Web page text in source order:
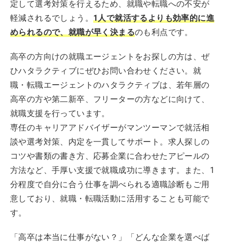
定して選考対策を行えるため、就職や転職への不安が
軽減されるでしょう。 1人で就活するよりも効率的に進
められるので、就職が早く決まるのも利点です。
高卒の方向けの就職エージェントをお探しの方は、ぜ
ひハタラクティブにぜひお問い合わせください。就
職・転職エージェントのハタラクティブは、若年層の
高卒の方や第二新卒、フリーターの方などに向けて、
就職支援を行っています。
専任のキャリアアドバイザーがマンツーマンで就活相
談や選考対策、内定を一貫してサポート。求人探しの
コツや書類の書き方、応募企業に合わせたアピールの
方法など、手厚い支援で就職成功に導きます。また、1
分程度で自分に合う仕事を調べられる適職診断もご用
意しており、就職・転職活動に活用することも可能で
す。
「高卒は本当に仕事がない？」「どんな企業を選べば